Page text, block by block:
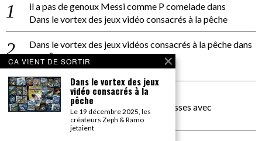
il a pas de genoux Messi comme P comeladedans
Dans le vortex des jeux vidéo consacrés à la pêche
Dans le vortex des jeux vidéos consacrés à la pêchedans
PACÔME THIELLEMENT
La séance d’Hip Gnose
La Patrie
dans
On a parlé Dolce Vita et lutte des classes avec
Bernardino Femminielli
CA VIENT DE SORTIR
Dans le vortex des jeux
vidéo consacrés à la
pêche
Le 19 décembre 2025, les
créateurs Zeph & Ramo
jetaient